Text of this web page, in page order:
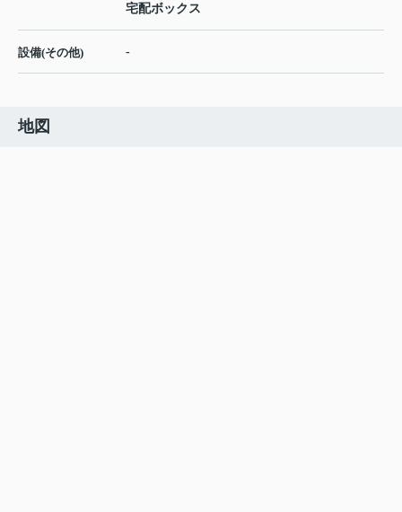
宅配ボックス
設備(その他) -
地図